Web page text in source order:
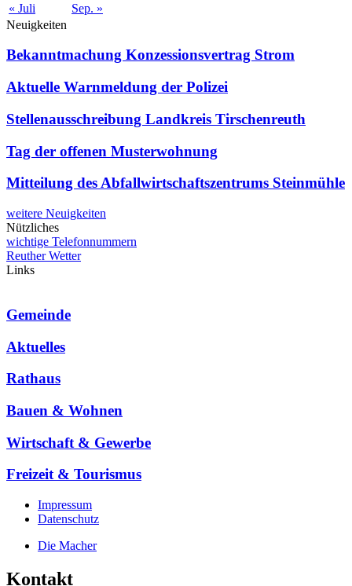
« Juli
Sep. »
Neuigkeiten
Bekanntmachung Konzessionsvertrag Strom
Aktuelle Warnmeldung der Polizei
Stellenausschreibung Landkreis Tirschenreuth
Tag der offenen Musterwohnung
Mitteilung des Abfallwirtschaftszentrums Steinmühle
weitere Neuigkeiten
Nützliches
wichtige Telefonnummern
Reuther Wetter
Links
Gemeinde
Aktuelles
Rathaus
Bauen & Wohnen
Wirtschaft & Gewerbe
Freizeit & Tourismus
Impressum
Datenschutz
Die Macher
Kontakt